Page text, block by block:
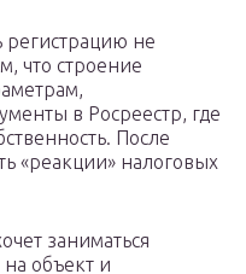
регистрацию не
что строение
в Росреестр, где
После
«реакции» налоговых
заниматься
объект и